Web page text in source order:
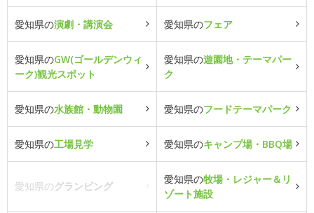
愛知県の演劇・講演会 愛知県のフェア
愛知県のGW(ゴールデンウィ
ーク)観光スポット
愛知県の遊園地・テーマパー
ク
愛知県の水族館・動物園 愛知県のフードテーマパーク
愛知県の工場見学 愛知県のキャンプ場・BBQ場
愛知県のグランピング
愛知県の牧場・レジャー＆リ
ゾート施設